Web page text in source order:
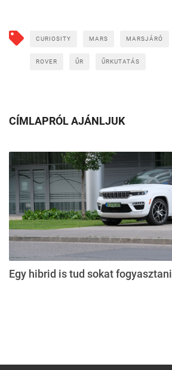
CURIOSITY MARS MARSJÁRÓ
ROVER ŰR ŰRKUTATÁS
CÍMLAPRÓL AJÁNLJUK
Egy hibrid is tud sokat fogyasztani